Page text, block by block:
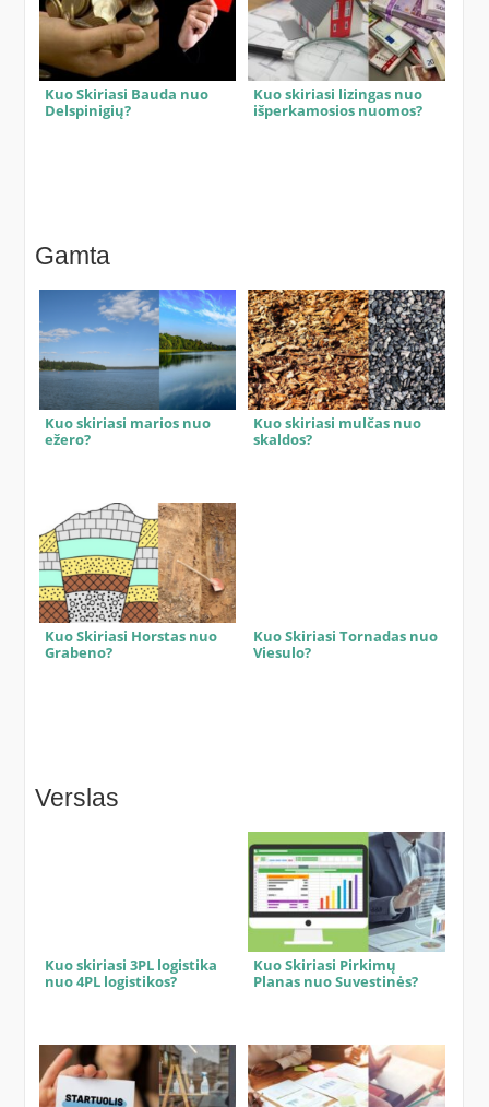
Kuo Skiriasi Bauda nuo
Delspinigių?
Kuo skiriasi lizingas nuo
išperkamosios nuomos?
Gamta
Kuo skiriasi marios nuo
ežero?
Kuo skiriasi mulčas nuo
skaldos?
Kuo Skiriasi Horstas nuo
Grabeno?
Kuo Skiriasi Tornadas nuo
Viesulo?
Verslas
Kuo skiriasi 3PL logistika
nuo 4PL logistikos?
Kuo Skiriasi Pirkimų
Planas nuo Suvestinės?